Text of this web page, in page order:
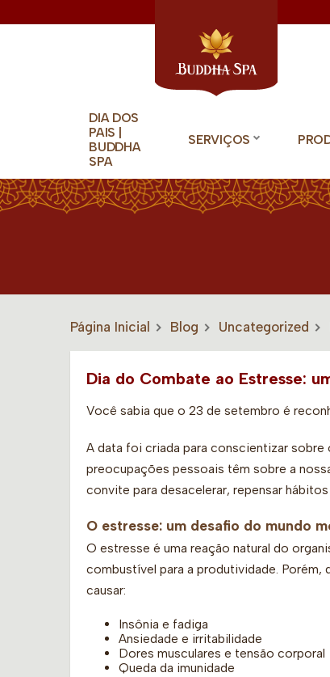
DIA DOS
PAIS |
BUDDHA
SPA
SERVIÇOS
Página Inicial Blog Uncategorized
Dia do Combate ao Estresse:
Você sabia que o 23 de setembro é
A data foi criada para conscientizar
preocupações pessoais têm sobre a
convite para desacelerar, repensar
O estresse: um desafio do mundo
O estresse é uma reação natural do
combustível para a produtividade.
causar:
Insônia e fadiga
Ansiedade e irritabilidade
Dores musculares e tensão corporal
Queda da imunidade